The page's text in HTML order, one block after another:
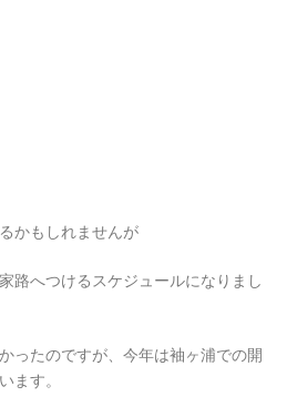
かもしれませんが
路へつけるスケジュールになりまし
ったのですが、今年は袖ヶ浦での開
ます。